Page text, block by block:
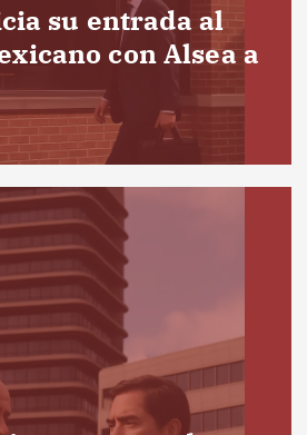
su entrada al
con Alsea a